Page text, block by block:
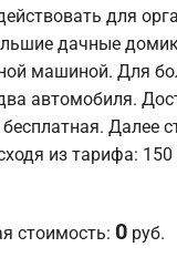
для
дачные
машиной. Для
автомобиля.
Далее
из тарифа: 150
стоимость: 0 руб.